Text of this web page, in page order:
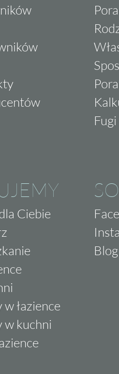
Ciebie
łazience
w kuchni
Blog